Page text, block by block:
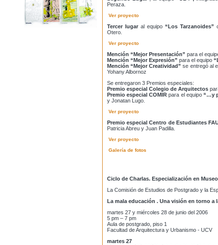
Peraza.
Ver proyecto
Tercer lugar al equipo “Los Tarzanoides”
Otero.
Ver proyecto
Mención “Mejor Presentación” para el
Mención “Mejor Expresión” para el equipo
Mención “Mejor Creatividad”se entregó al
Yohany Albornoz
Se entregaron 3 Premios especiales:
Premio especial Colegio de Arquitectos
Premio especial COMIRpara el equipo “…y
y Jonatan Lugo.
Ver proyecto
Premio especial Centro de Estudiantes
Patricia Abreu y Juan Padilla
Ver proyecto
Galería de fotos
Ciclo de Charlas. Especialización en
La Comisión de Estudios de Postgrado y la
La mala educación . Una visión en torno
martes 27 y miércoles 28 de junio del 2006
5 pm – 7 pm
Aula de postgrado, piso 1
Facultad de Arquitectura y Urbanismo - UCV
martes 27